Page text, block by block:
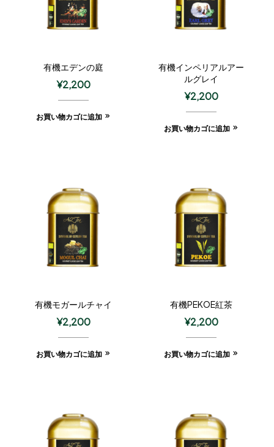
有機エデンの庭
¥2,200
お買い物カゴに追加
有機インペリアルアー
ルグレイ
¥2,200
お買い物カゴに追加
有機モガールチャイ
¥2,200
お買い物カゴに追加
有機PEKOE紅茶
¥2,200
お買い物カゴに追加